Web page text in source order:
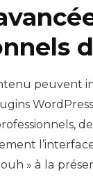
peuvent
» à la